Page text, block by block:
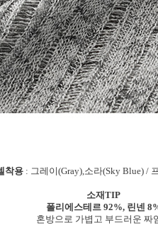
착용 : 그레이(Gray),소라(Sky Blue) /
소재TIP
폴리에스테르 92%, 린넨
혼방으로 가볍고 부드러운 짜